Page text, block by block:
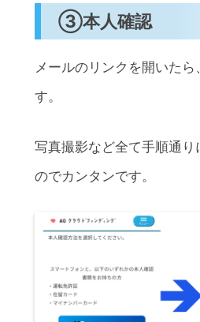
③本人確認
メールのリンクを開いた
す。
写真撮影など全て手順通
のでカンタンです。